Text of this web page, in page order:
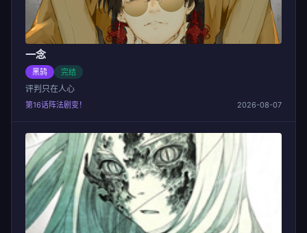
一念
黑鸫 完结
评判只在人心
第16话阵法剧变！ 2026-08-07